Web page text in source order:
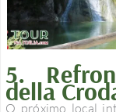
5.
della
O próximo local